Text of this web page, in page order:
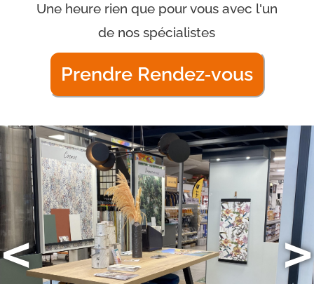
Une heure rien que pour vous avec l'un
de nos spécialistes
Prendre Rendez‑vous
< >